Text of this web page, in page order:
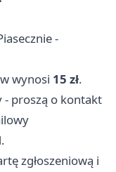
-
wynosi 15 zł.
- proszą o kontakt
.
zgłoszeniową i